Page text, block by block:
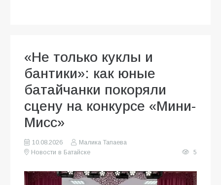
«Не только куклы и
бантики»: как юные
батайчанки покоряли
сцену на конкурсе «Мини-
Мисс»
10.08.2026
Малика Тапаева
Новости в Батайске
5